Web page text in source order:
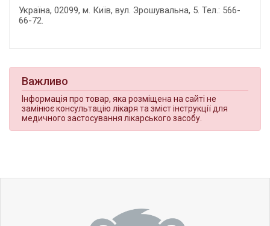
Україна, 02099, м. Київ, вул. Зрошувальна, 5. Тел.: 566-
66-72.
Важливо
Інформація про товар, яка розміщена на сайті не
замінює консультацію лікаря та зміст інструкції для
медичного застосування лікарського засобу.